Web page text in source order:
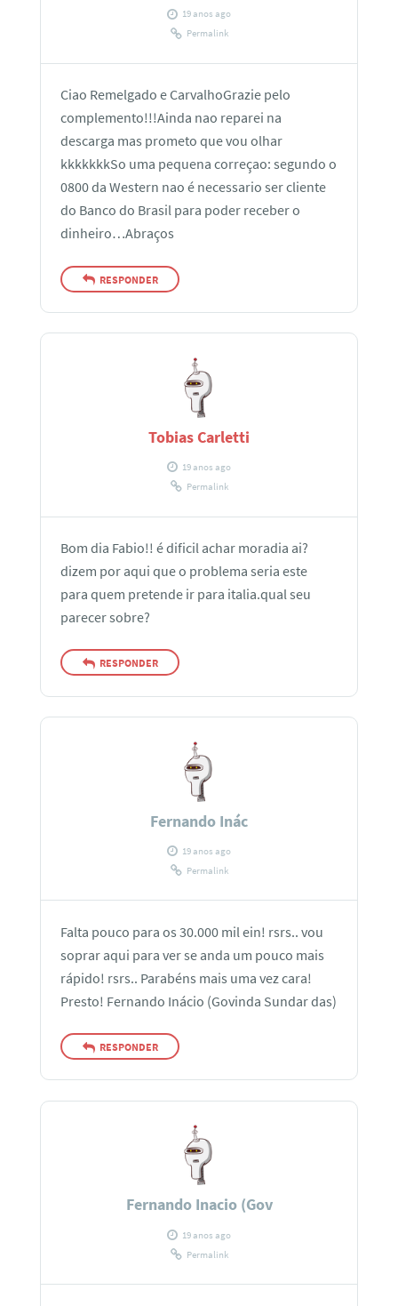
19 anos ago
Permalink
Ciao Remelgado e CarvalhoGrazie pelo
complemento!!!Ainda nao reparei na
descarga mas prometo que vou olhar
kkkkkkkSo uma pequena correçao: segundo o
0800 da Western nao é necessario ser cliente
do Banco do Brasil para poder receber o
dinheiro…Abraços
RESPONDER
Tobias Carletti
19 anos ago
Permalink
Bom dia Fabio!! é dificil achar moradia ai?
dizem por aqui que o problema seria este
para quem pretende ir para italia.qual seu
parecer sobre?
RESPONDER
Fernando Inác
19 anos ago
Permalink
Falta pouco para os 30.000 mil ein! rsrs.. vou
soprar aqui para ver se anda um pouco mais
rápido! rsrs.. Parabéns mais uma vez cara!
Presto! Fernando Inácio (Govinda Sundar das)
RESPONDER
Fernando Inacio (Gov
19 anos ago
Permalink